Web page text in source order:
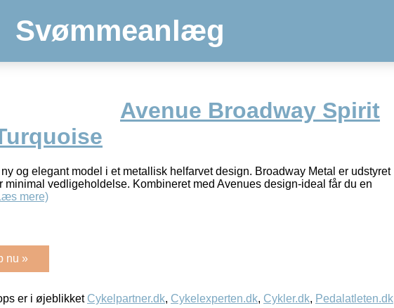
Svømmeanlæg
Avenue Broadway Spirit
og elegant model i et metallisk helfarvet design. Broadway Metal er udstyret
vedligeholdelse. Kombineret med Avenues design-ideal får du en
mere)
nu »
er i øjeblikket Cykelpartner.dk, Cykelexperten.dk, Cykler.dk, Pedalatleten.dk